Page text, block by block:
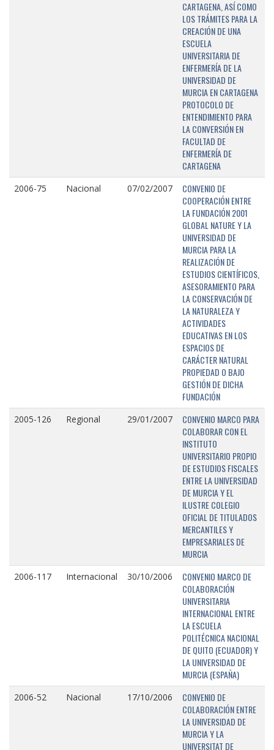
CARTAGENA, ASÍ COMO
LOS TRÁMITES PARA LA
CREACIÓN DE UNA
ESCUELA
UNIVERSITARIA DE
ENFERMERÍA DE LA
UNIVERSIDAD DE
MURCIA EN CARTAGENA
PROTOCOLO DE
ENTENDIMIENTO PARA
LA CONVERSIÓN EN
FACULTAD DE
ENFERMERÍA DE
CARTAGENA
2006-75 Nacional 07/02/2007
CONVENIO DE
COOPERACIÓN ENTRE
LA FUNDACIÓN 2001
GLOBAL NATURE Y LA
UNIVERSIDAD DE
MURCIA PARA LA
REALIZACIÓN DE
ESTUDIOS CIENTÍFICOS,
ASESORAMIENTO PARA
LA CONSERVACIÓN DE
LA NATURALEZA Y
ACTIVIDADES
EDUCATIVAS EN LOS
ESPACIOS DE
CARÁCTER NATURAL
PROPIEDAD O BAJO
GESTIÓN DE DICHA
FUNDACIÓN
2005-126 Regional 29/01/2007
CONVENIO MARCO PARA
COLABORAR CON EL
INSTITUTO
UNIVERSITARIO PROPIO
DE ESTUDIOS FISCALES
ENTRE LA UNIVERSIDAD
DE MURCIA Y EL
ILUSTRE COLEGIO
OFICIAL DE TITULADOS
MERCANTILES Y
EMPRESARIALES DE
MURCIA
2006-117 Internacional 30/10/2006
CONVENIO MARCO DE
COLABORACIÓN
UNIVERSITARIA
INTERNACIONAL ENTRE
LA ESCUELA
POLITÉCNICA NACIONAL
DE QUITO (ECUADOR) Y
LA UNIVERSIDAD DE
MURCIA (ESPAÑA)
2006-52 Nacional 17/10/2006
CONVENIO DE
COLABORACIÓN ENTRE
LA UNIVERSIDAD DE
MURCIA Y LA
UNIVERSITAT DE